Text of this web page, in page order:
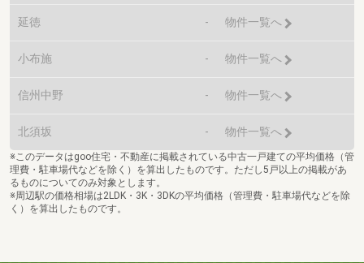
延徳 - 物件一覧へ
小布施 - 物件一覧へ
信州中野 - 物件一覧へ
北須坂 - 物件一覧へ
※このデータはgoo住宅・不動産に掲載されている中古一戸建ての平均価格（管
理費・駐車場代などを除く）を算出したものです。ただし5戸以上の掲載があ
るものについてのみ対象とします。
※周辺駅の価格相場は2LDK・3K・3DKの平均価格（管理費・駐車場代などを除
く）を算出したものです。